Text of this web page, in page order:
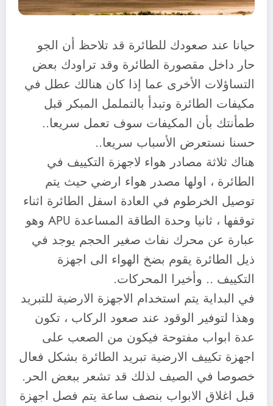
حيانا عند صعودك للطائرة قد تلاحظ أن الجو
حار داخل مقصورة الطائرة وقد تراودك بعض
التساؤلات الأخرى عما إذا كان هنالك عطل في
مكيفات الطائرة وتبدأ بالتململ المبكر قبل
طمأنتك بأن المكيفات سوف تعمل سريعا..
حسنا نستعرض الأسباب سريعا..
هناك ثلاثة مصادر هواء لاجهزة التكييف في
الطائرة ، اولها مصدر هواء ارضي حيث يتم
توصيل الخرطوم في العادة اسفل الطائرة اثناء
توقفها ، ثانيا وحدة الطاقة المساعدة APU وهو
عبارة عن محرك نفاث صغير الحجم يوجد في
ذيل الطائرة يقوم بضخ الهواء الى اجهزة
التكييف .. وأخيرا المحركات.
في البداية يتم استخدام الاجهزة الارضية للتبريد
وهذا لتوفير الوقود عند صعود الركاب ، تكون
عدة ابواب مفتوحة فيكون من الصعب على
اجهزة تكييف الارضية تبريد الطائرة بشكل فعال
خصوصا في الصيف لذلك قد تشعر ببعض الحر.
قبل اغلاق الابواب بنصف ساعة يتم فصل اجهزة